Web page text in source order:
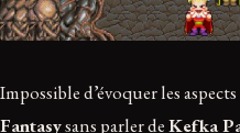
Impossible d’évoquer les
Fantasysans parler deKefka